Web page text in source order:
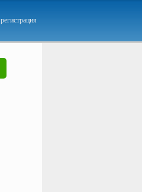
регистрация